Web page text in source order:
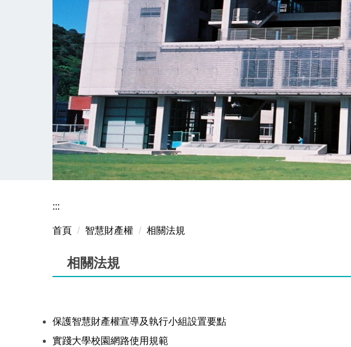
:::
首頁 智慧財產權 相關法規
相關法規
保護智慧財產權宣導及執行小組設置要點
實踐大學校園網路使用規範